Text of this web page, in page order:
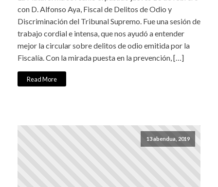
con D. Alfonso Aya, Fiscal de Delitos de Odio y
Discriminación del Tribunal Supremo. Fue una sesión de
trabajo cordial e intensa, que nos ayudó a entender
mejor la circular sobre delitos de odio emitida por la
Fiscalía. Con la mirada puesta en la prevención, […]
Read More
13 abendua, 2019